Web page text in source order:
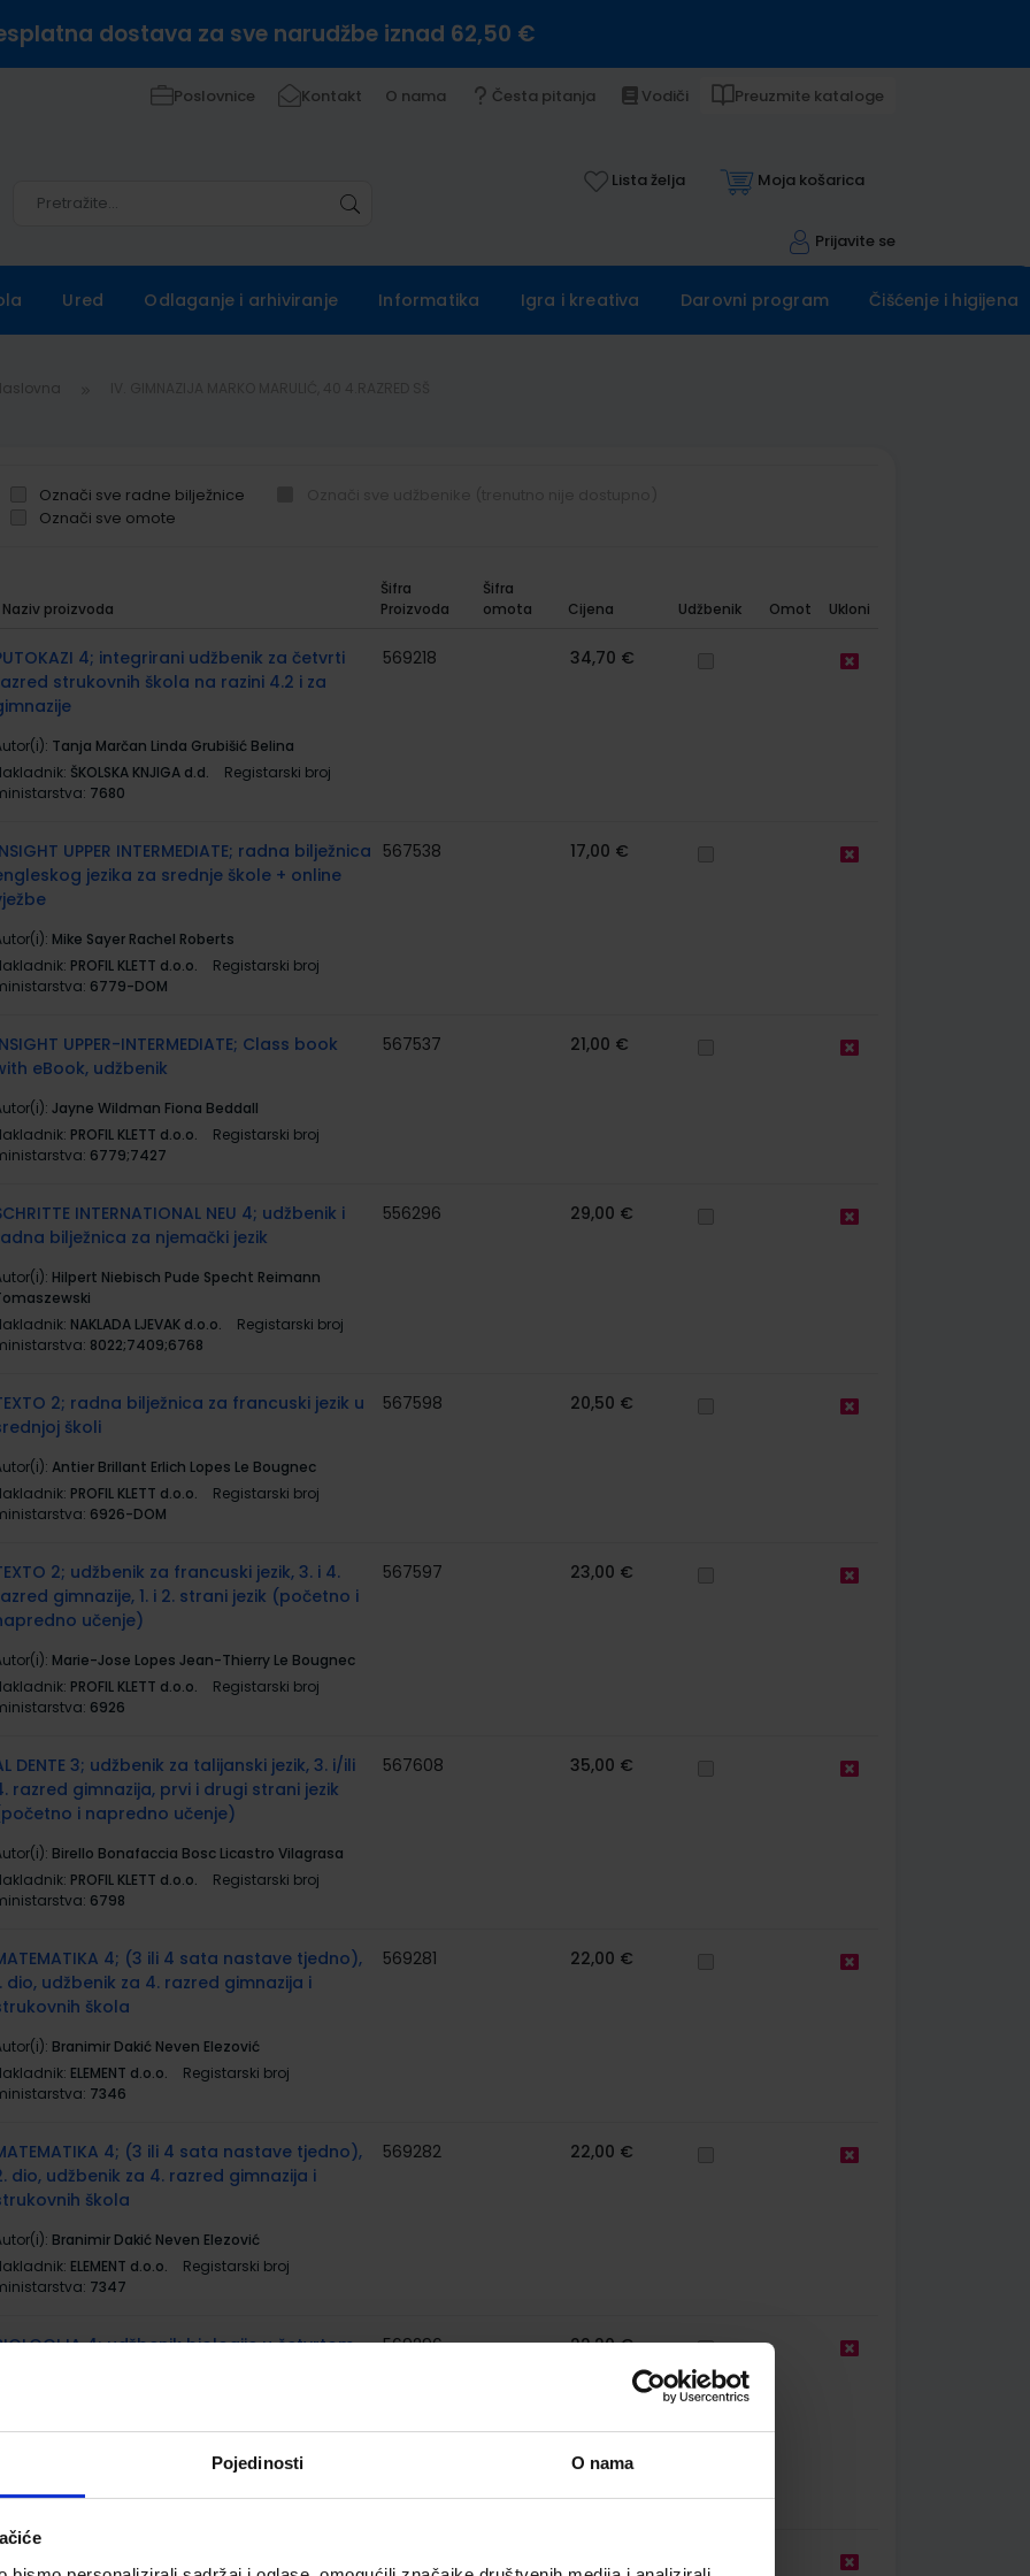
Pojedinosti O nama
dostava za sve narudžbe iznad 62,50 €
Poslovnice Kontakt O nama Česta pitanja Vodiči Preuzmite kataloge
Lista želja Moja košarica
Prijavite se
Ured Odlaganje i arhiviranje Informatika Igra i kreativa Darovni program Čišćenje i higijena
Označi sve radne bilježnice
Označi sve omote
Naziv proizvoda
Šifra
Proizvoda
Šifra
omota
Cijena Udžbenik Omot Ukloni
4; integrirani udžbenik za četvrti
strukovnih škola na razini 4.2 i za
Tanja Marčan Linda Grubišić Belina
ŠKOLSKA KNJIGA d.d.
Registarski broj
7680
569218 34,70 €
UPPER INTERMEDIATE; radna bilježnica
jezika za srednje škole + online
Mike Sayer Rachel Roberts
PROFIL KLETT d.o.o.
Registarski broj
6779-DOM
567538 17,00 €
UPPER-INTERMEDIATE; Class book
eBook, udžbenik
Jayne Wildman Fiona Beddall
PROFIL KLETT d.o.o.
Registarski broj
6779;7427
567537 21,00 €
INTERNATIONAL NEU 4; udžbenik i
bilježnica za njemački jezik
Hilpert Niebisch Pude Specht Reimann
NAKLADA LJEVAK d.o.o.
Registarski broj
8022;7409;6768
556296 29,00 €
2; radna bilježnica za francuski jezik u
školi
Antier Brillant Erlich Lopes Le Bougnec
PROFIL KLETT d.o.o.
Registarski broj
6926-DOM
567598 20,50 €
2; udžbenik za francuski jezik, 3. i 4.
gimnazije, 1. i 2. strani jezik (početno i
učenje)
Marie-Jose Lopes Jean-Thierry Le Bougnec
PROFIL KLETT d.o.o.
Registarski broj
6926
567597 23,00 €
DENTE 3; udžbenik za talijanski jezik, 3. i/ili
razred gimnazija, prvi i drugi strani jezik
i napredno učenje)
Birello Bonafaccia Bosc Licastro Vilagrasa
PROFIL KLETT d.o.o.
Registarski broj
6798
567608 35,00 €
4; (3 ili 4 sata nastave tjedno),
dio, udžbenik za 4. razred gimnazija i
škola
Branimir Dakić Neven Elezović
ELEMENT d.o.o.
Registarski broj
7346
569281 22,00 €
4; (3 ili 4 sata nastave tjedno),
dio, udžbenik za 4. razred gimnazija i
škola
Branimir Dakić Neven Elezović
ELEMENT d.o.o.
Registarski broj
7347
569282 22,00 €
4; udžbenik biologije u četvrtom
Damir Bendelja Ksenija Durgo Žaklin Lukša
7605
569296 22,20 €